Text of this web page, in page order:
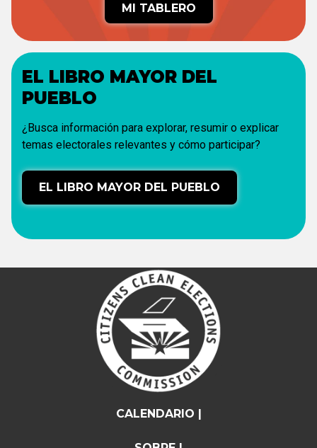
MI TABLERO
EL LIBRO MAYOR DEL
PUEBLO
¿Busca información para explorar, resumir o explicar
temas electorales relevantes y cómo participar?
EL LIBRO MAYOR DEL PUEBLO
CALENDARIO |